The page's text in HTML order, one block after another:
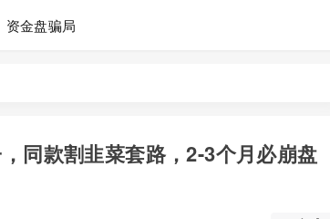
资金盘骗局
同款割韭菜套路，2-3个月必崩盘